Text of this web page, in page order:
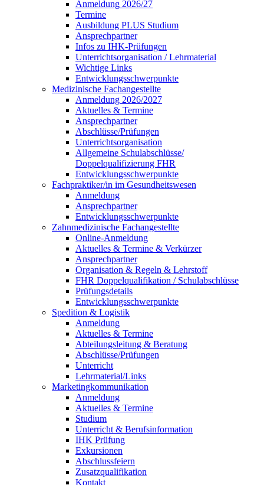
Anmeldung 2026/27
Termine
Ausbildung PLUS Studium
Ansprechpartner
Infos zu IHK-Prüfungen
Unterrichtsorganisation / Lehrmaterial
Wichtige Links
Entwicklungsschwerpunkte
Medizinische Fachangestellte
Anmeldung 2026/2027
Aktuelles & Termine
Ansprechpartner
Abschlüsse/Prüfungen
Unterrichtsorganisation
Allgemeine Schulabschlüsse/
Doppelqualifizierung FHR
Entwicklungsschwerpunkte
Fachpraktiker/in im Gesundheitswesen
Anmeldung
Ansprechpartner
Entwicklungsschwerpunkte
Zahnmedizinische Fachangestellte
Online-Anmeldung
Aktuelles & Termine & Verkürzer
Ansprechpartner
Organisation & Regeln & Lehrstoff
FHR Doppelqualifikation / Schulabschlüsse
Prüfungsdetails
Entwicklungsschwerpunkte
Spedition & Logistik
Anmeldung
Aktuelles & Termine
Abteilungsleitung & Beratung
Abschlüsse/Prüfungen
Unterricht
Lehrmaterial/Links
Marketingkommunikation
Anmeldung
Aktuelles & Termine
Studium
Unterricht & Berufsinformation
IHK Prüfung
Exkursionen
Abschlussfeiern
Zusatzqualifikation
Kontakt